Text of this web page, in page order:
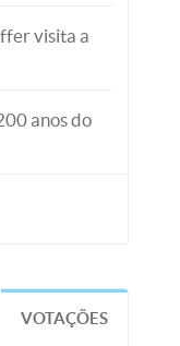
visita a
anos do
VOTAÇÕES